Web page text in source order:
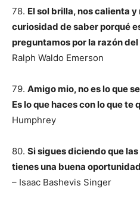
78. El sol brilla, nos calienta
curiosidad de saber porqué
preguntamos por la razón
Ralph Waldo Emerson
79. Amigo mio, no es lo que
Es lo que haces con lo que te
Humphrey
80. Si sigues diciendo que
tienes una buena
– Isaac Bashevis Singer